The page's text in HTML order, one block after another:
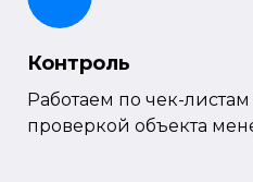
Контроль
Работаем по чек-листам
проверкой объекта